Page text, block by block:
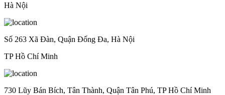
Hà Nội
Số 263 Xã Đàn, Quận Đống Đa, Hà Nội
TP Hồ Chí Minh
730 Lũy Bán Bích, Tân Thành, Quận Tân Phú, TP Hồ Chí Minh